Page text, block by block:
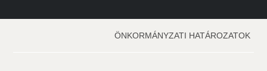
ÖNKORMÁNYZATI HATÁROZATOK